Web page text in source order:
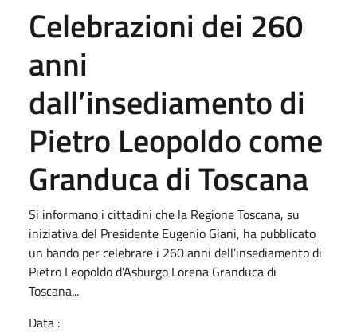
Celebrazioni dei 260
anni
dall’insediamento di
Pietro Leopoldo come
Granduca di Toscana
Si informano i cittadini che la Regione Toscana, su
iniziativa del Presidente Eugenio Giani, ha pubblicato
un bando per celebrare i 260 anni dell’insediamento di
Pietro Leopoldo d’Asburgo Lorena Granduca di
Toscana...
Data :